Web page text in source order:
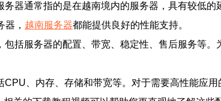
器通常指的是在越南境内的服务器，具有较低
， 越南服务器都能提供良好的性能支持。
括服务器的配置、带宽、稳定性、售后服务等
、内存、存储和带宽等。对于需要高性能应